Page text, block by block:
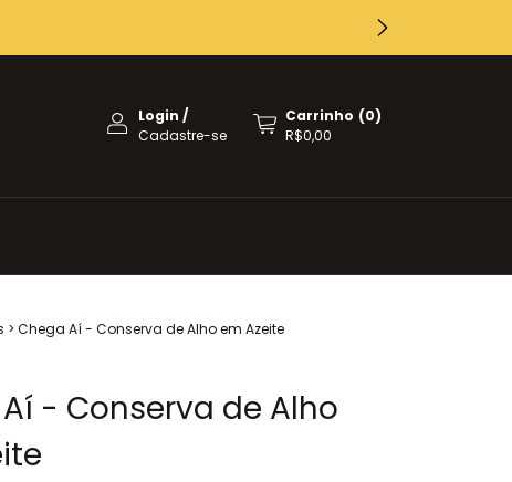
Login /
Cadastre-se
Carrinho (0)
R$0,00
> Chega Aí - Conserva de Alho em Azeite
- Conserva de Alho